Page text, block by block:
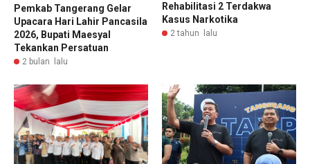
Pemkab Tangerang Gelar
Upacara Hari Lahir Pancasila
2026, Bupati Maesyal
Tekankan Persatuan
2 bulan lalu
Rehabilitasi 2 Terdakwa
Kasus Narkotika
2 tahun lalu